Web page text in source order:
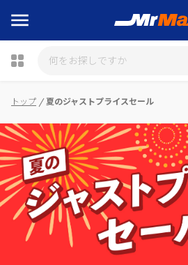
瓶詰
トップ 夏のジャストプライスセール